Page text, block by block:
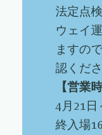
法定点
ウェイ
ますの
認くださ
【営業
4月21日
終入場